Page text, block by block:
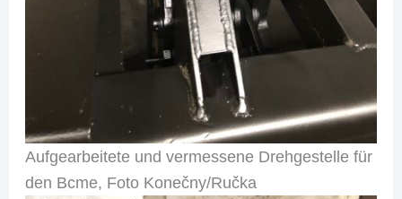
Aufgearbeitete und vermessene Drehgestelle für
den Bcme, Foto Konečny/Ručka